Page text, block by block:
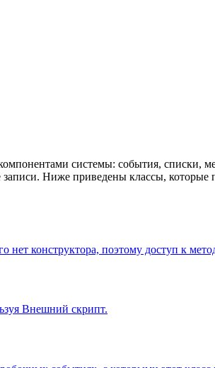
системы: события, списки,
Ниже приведены классы, которые
конструктора, поэтому доступ к
Внешний скрипт.